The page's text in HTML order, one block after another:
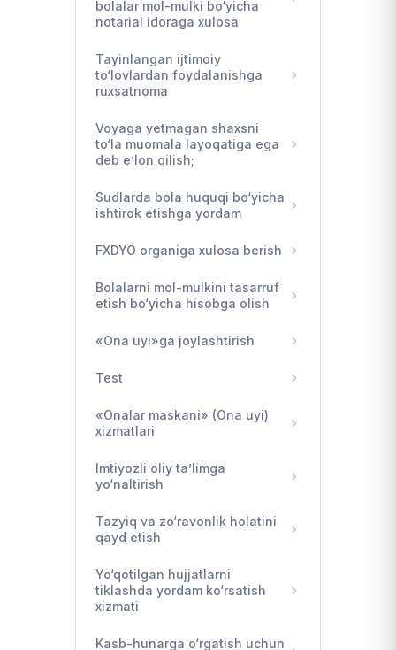
bolalar mol-mulki bo‘yicha
notarial idoraga xulosa
Tayinlangan ijtimoiy
to‘lovlardan foydalanishga
ruxsatnoma
Voyaga yetmagan shaxsni
to‘la muomala layoqatiga ega
deb e’lon qilish;
Sudlarda bola huquqi bo‘yicha
ishtirok etishga yordam
FXDYO organiga xulosa berish
Bolalarni mol-mulkini tasarruf
etish bo‘yicha hisobga olish
«Ona uyi»ga joylashtirish
Test
«Onalar maskani» (Ona uyi)
xizmatlari
Imtiyozli oliy ta’limga
yo‘naltirish
Tazyiq va zo‘ravonlik holatini
qayd etish
Yo‘qotilgan hujjatlarni
tiklashda yordam ko‘rsatish
xizmati
Kasb-hunarga o‘rgatish uchun